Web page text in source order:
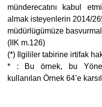
münderecatını kabul
almak isteyenlerin 2014/
müdürlügümüze
(IIK m.126)
(*) Ilgililer tabirine irtifak
* : Bu örnek, bu
kullanılan Örnek 64’e